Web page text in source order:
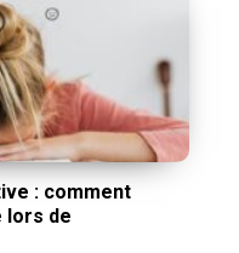
: comment
lors de